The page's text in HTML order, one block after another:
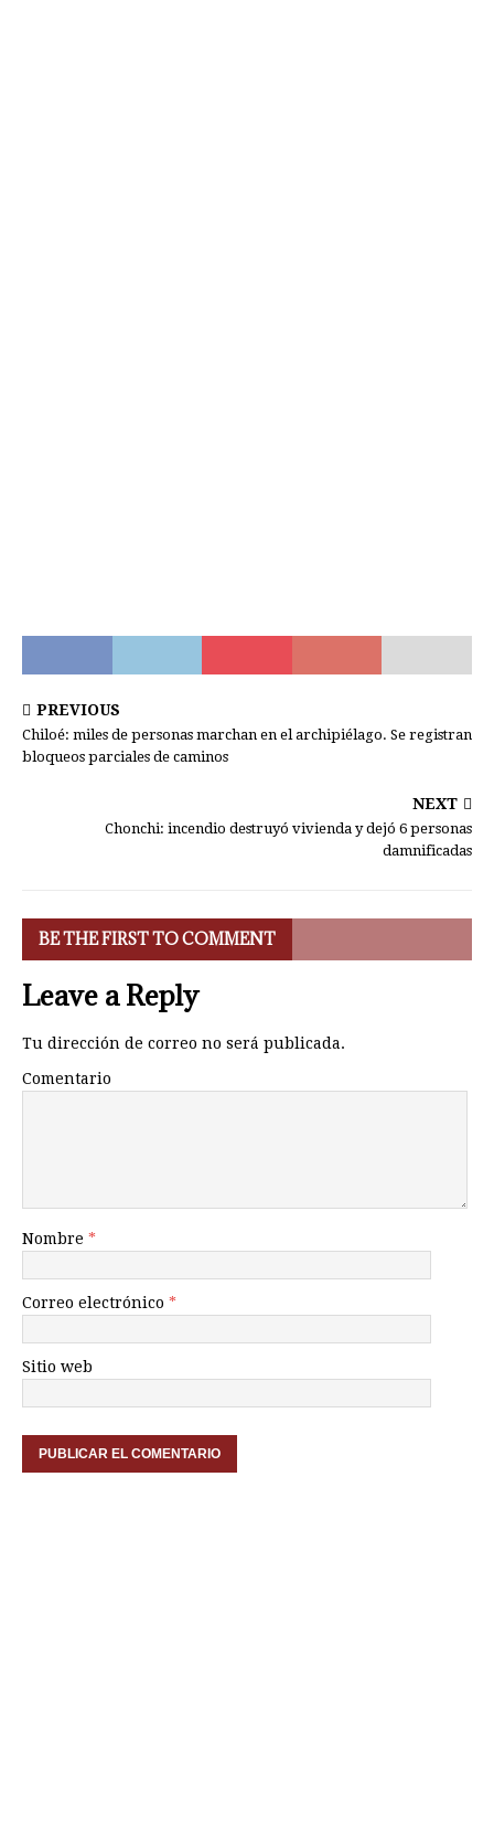
PREVIOUS
Chiloé: miles de personas marchan en el archipiélago. Se registran
bloqueos parciales de caminos
NEXT
Chonchi: incendio destruyó vivienda y dejó 6 personas
damnificadas
BE THE FIRST TO COMMENT
Leave a Reply
Tu dirección de correo no será publicada.
Comentario
Nombre *
Correo electrónico *
Sitio web